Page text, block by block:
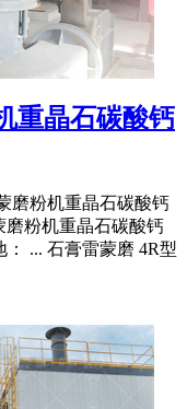
重晶石碳酸钙
磨粉机重晶石碳酸钙
磨粉机重晶石碳酸钙
... 石膏雷蒙磨 4R型